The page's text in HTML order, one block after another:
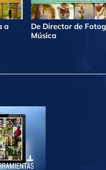
a
De Director de
Música